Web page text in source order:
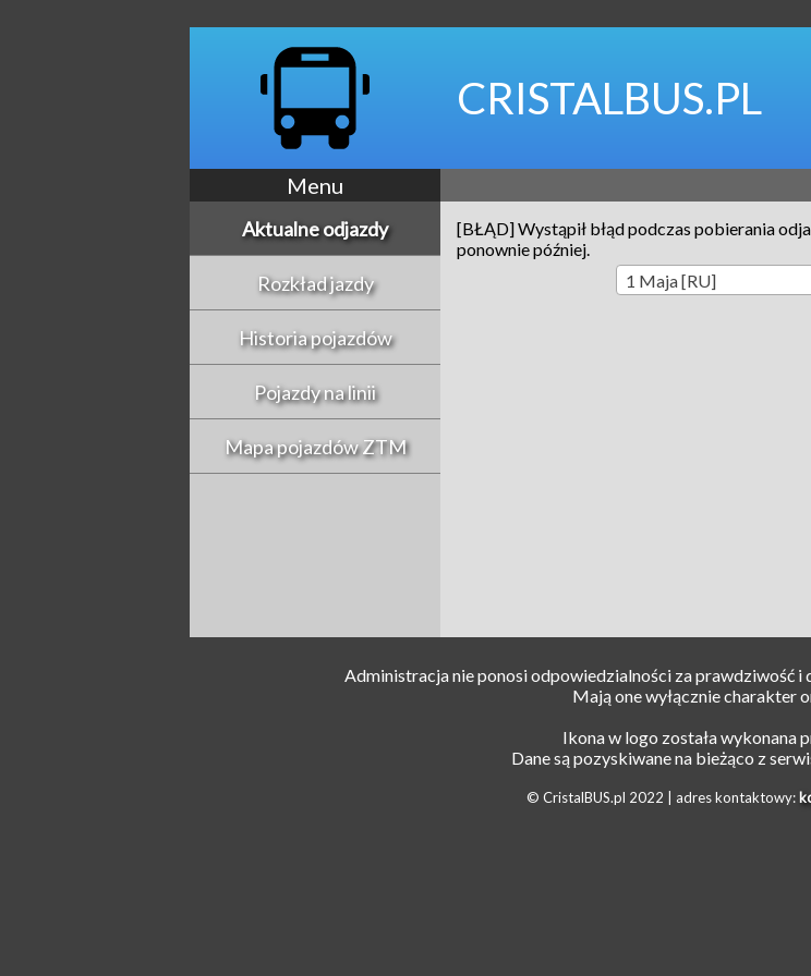
CRISTALBUS.PL
Menu
Aktualne odjazdy
Rozkład jazdy
Historia pojazdów
Pojazdy na linii
Mapa pojazdów ZTM
[BŁĄD] Wystąpił błąd podczas pobierania
ponownie później.
1 Maja [RU]
Administracja nie ponosi odpowiedzialności za prawdziwość i
Mają one wyłącznie charakter
Ikona w logo została wykonana
Dane są pozyskiwane na bieżąco z
© CristalBUS.pl 2022 | adres kontaktowy: